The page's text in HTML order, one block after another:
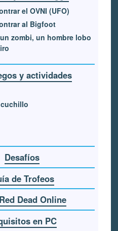
el OVNI (UFO)
al Bigfoot
zombi, un hombre lobo
y actividades
Desafíos
de Trofeos
Dead Online
en PC